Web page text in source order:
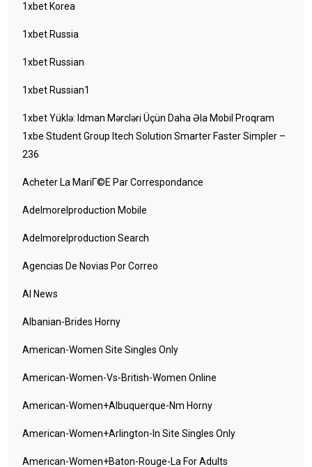
1xbet Korea
1xbet Russia
1xbet Russian
1xbet Russian1
1xbet Yüklə: Idman Mərcləri Üçün Daha Əla Mobil Proqram
1xbe Student Group Itech Solution Smarter Faster Simpler –
236
Acheter La MariГ©e Par Correspondance
Adelmorelproduction Mobile
Adelmorelproduction Search
Agencias De Novias Por Correo
AI News
Albanian-Brides Horny
American-Women Site Singles Only
American-Women-Vs-British-Women Online
American-Women+albuquerque-Nm Horny
American-Women+arlington-In Site Singles Only
American-Women+baton-Rouge-La For Adults